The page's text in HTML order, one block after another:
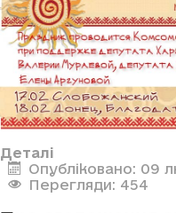
Деталі
Опубліковано: 09
Перегляди: 454